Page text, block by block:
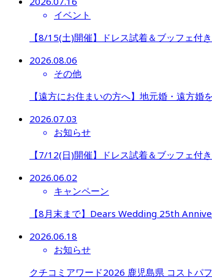
イベント
【8/15(土)開催】ドレス試着＆ブッフェ付
2026.08.06
その他
【遠方にお住まいの方へ】地元婚・遠方婚
2026.07.03
お知らせ
【7/12(日)開催】ドレス試着＆ブッフェ付
2026.06.02
キャンペーン
【8月末まで】Dears Wedding 25th
2026.06.18
お知らせ
クチコミアワード2026 鹿児島県 コストパ